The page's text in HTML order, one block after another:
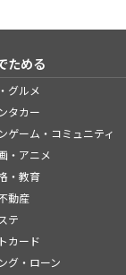
ためる
グルメ
タカー
ゲーム・コミュニティ
・アニメ
・教育
動産
テ
カード
グ・ローン